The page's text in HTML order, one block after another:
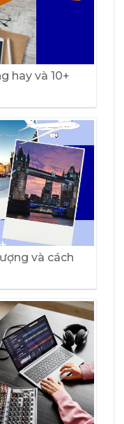
hay và 10+
và cách